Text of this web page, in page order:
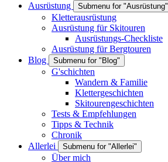
Ausrüstung
Submenu for "Ausrüstung"
Kletterausrüstung
Ausrüstung für Skitouren
Ausrüstungs-Checkliste
Ausrüstung für Bergtouren
Blog
Submenu for "Blog"
G'schichten
Wandern & Familie
Klettergeschichten
Skitourengeschichten
Tests & Empfehlungen
Tipps & Technik
Chronik
Allerlei
Submenu for "Allerlei"
Über mich